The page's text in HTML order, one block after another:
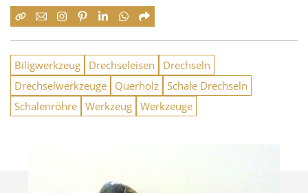
Biligwerkzeug Drechseleisen
Drechseln
Drechselwerkzeuge
Querholz Schale Drechseln
Schalenröhre Werkzeug Werkzeuge